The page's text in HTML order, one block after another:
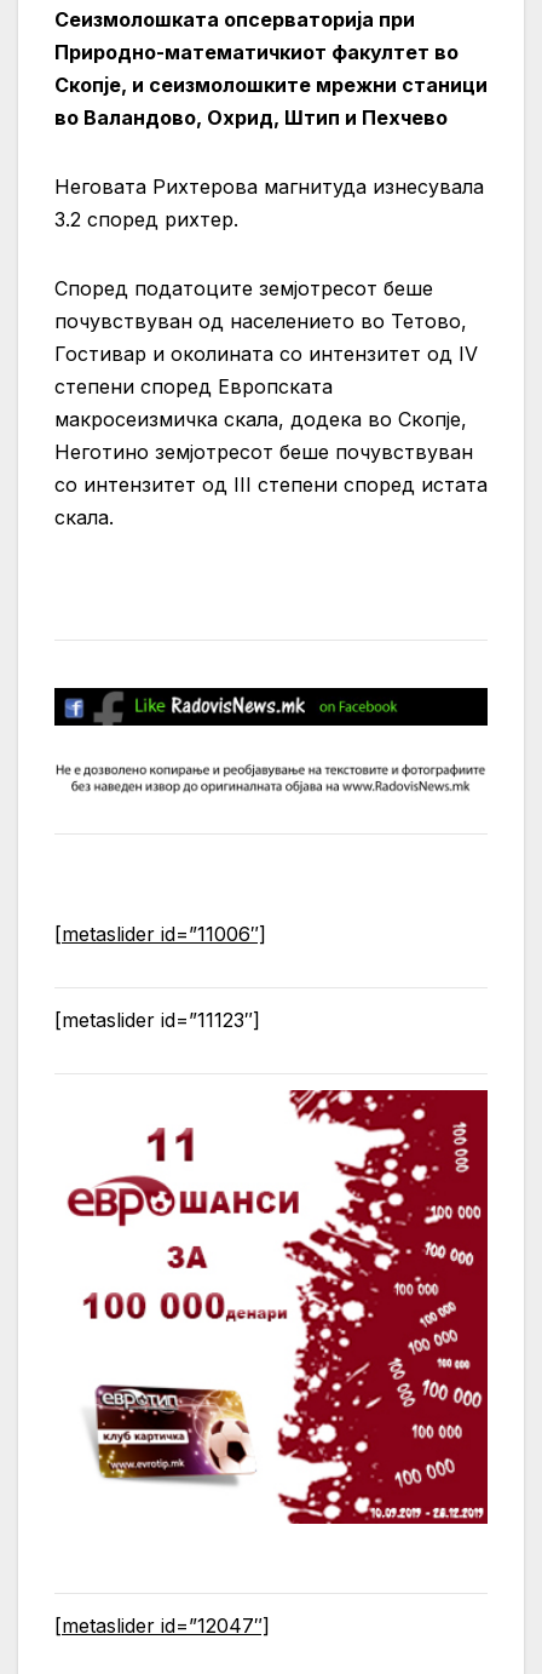
Сеизмолошката опсерваторија при
Природно-математичкиот факултет во
Скопјe, и сеизмолошките мрежни станици
во Валандово, Охрид, Штип и Пехчево
Неговата Рихтерова магнитуда изнесувала
3.2 според рихтер.
Според податоците земјотресот беше
почувствуван од населението во Тетово,
Гостивар и околината со интензитет од IV
степени според Европската
макросеизмичка скала, додека во Скопје,
Неготино земјотресот беше почувствуван
со интензитет од III степени според истата
скала.
[metaslider id=”11006″]
[metaslider id=”11123″]
[metaslider id=”12047″]